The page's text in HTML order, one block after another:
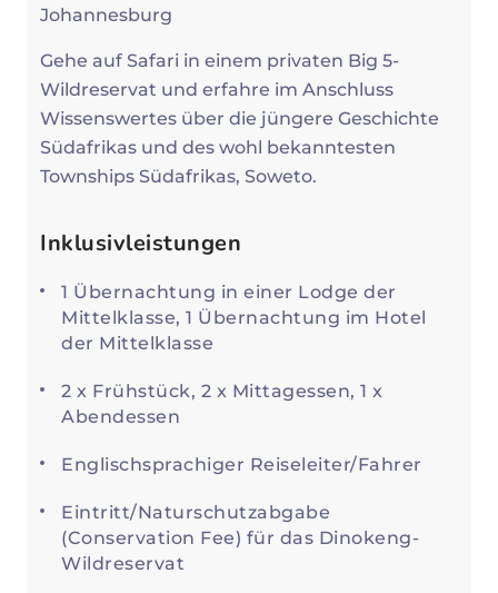
Johannesburg
Gehe auf Safari in einem privaten Big 5-
Wildreservat und erfahre im Anschluss
Wissenswertes über die jüngere Geschichte
Südafrikas und des wohl bekanntesten
Townships Südafrikas, Soweto.
Inklusivleistungen
1 Übernachtung in einer Lodge der
Mittelklasse, 1 Übernachtung im Hotel
der Mittelklasse
2 x Frühstück, 2 x Mittagessen, 1 x
Abendessen
Englischsprachiger Reiseleiter/Fahrer
Eintritt/Naturschutzabgabe
(Conservation Fee) für das Dinokeng-
Wildreservat